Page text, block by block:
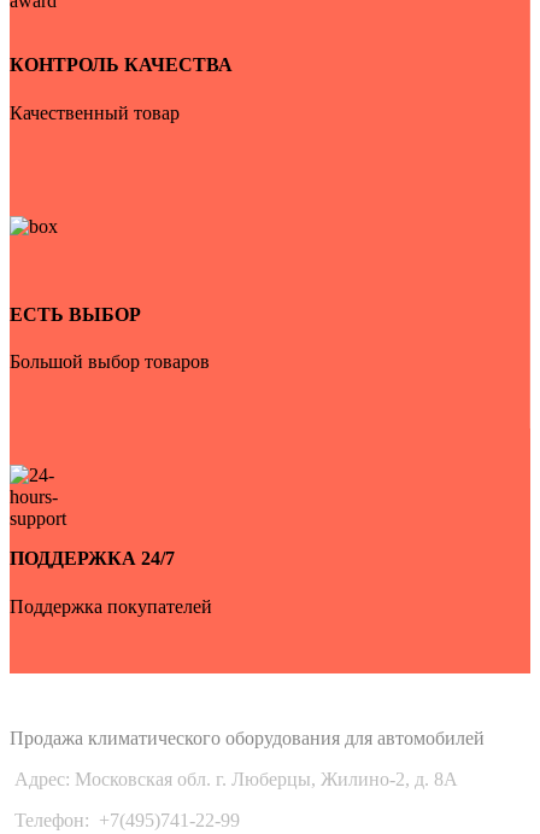
КОНТРОЛЬ КАЧЕСТВА
Качественный товар
ЕСТЬ ВЫБОР
Большой выбор товаров
ПОДДЕРЖКА 24/7
Поддержка покупателей
Продажа климатического оборудования для автомобилей
Адрес: Московская обл. г. Люберцы, Жилино-2, д. 8A
Телефон: +7(495)741-22-99